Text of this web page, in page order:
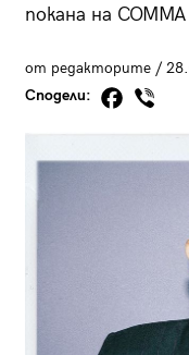
покана на
от редакторите /
Сподели: